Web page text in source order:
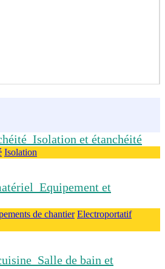
Isolation et étanchéité
Isolation
Equipement et
de chantier Electroportatif
Salle de bain et